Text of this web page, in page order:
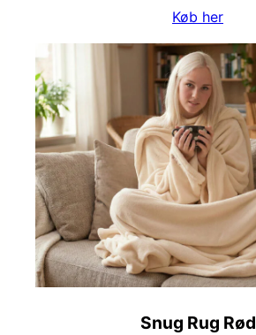
Køb her
Snug Rug Rød